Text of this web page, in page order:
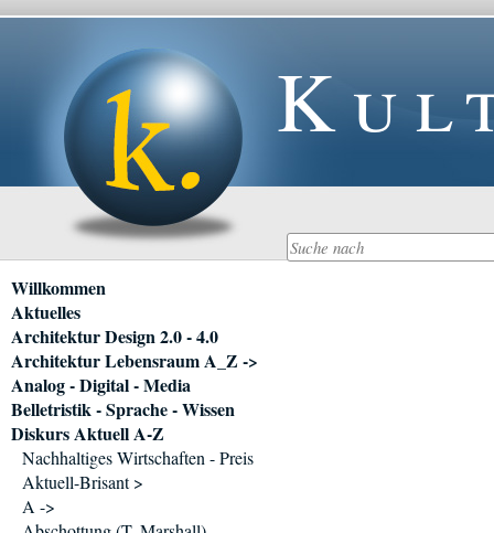
Navigation
überspringen
Willkommen
Aktuelles
Architektur Design 2.0 - 4.0
Architektur Lebensraum A_Z ->
Analog - Digital - Media
Belletristik - Sprache - Wissen
Diskurs Aktuell A-Z
Nachhaltiges Wirtschaften - Preis
Aktuell-Brisant >
A ->